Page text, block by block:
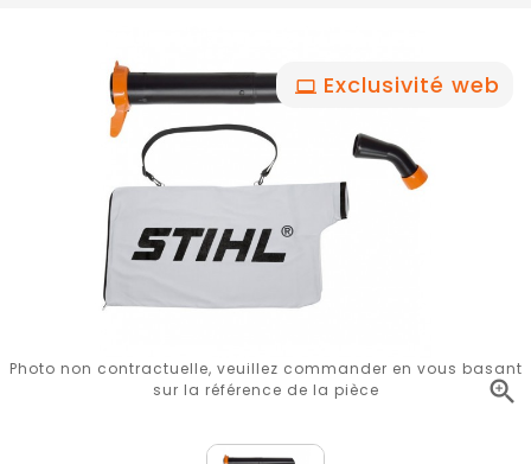
Exclusivité web

Photo non contractuelle, veuillez commander en vous basant
sur la référence de la pièce